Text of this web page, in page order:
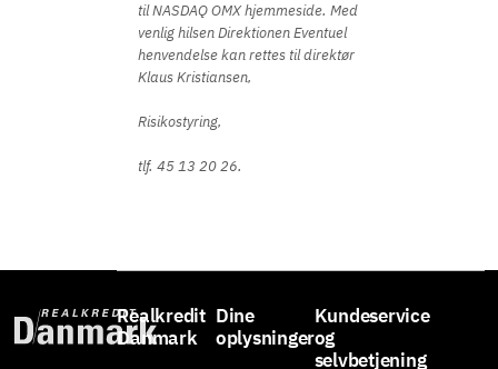
til NASDAQ OMX hjemmeside. Med
venlig hilsen Direktionen Eventuel
henvendelse kan rettes til direktør
Klaus Kristiansen,
Risikostyring,
tlf. 45 13 20 26.
Realkredit
Danmark
Dine
oplysninger
Kundeservice
og
selvbetjening